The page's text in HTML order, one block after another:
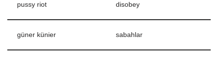
pussy riot disobey
güner künier sabahlar